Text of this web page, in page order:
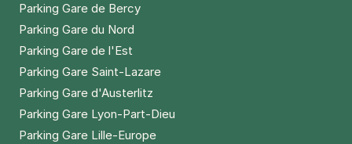
Parking Gare de Bercy
Parking Gare du Nord
Parking Gare de l'Est
Parking Gare Saint-Lazare
Parking Gare d'Austerlitz
Parking Gare Lyon-Part-Dieu
Parking Gare Lille-Europe